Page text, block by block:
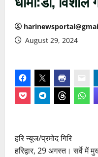
August 29, 2024
हरि न्यूज/प्रमोद गिरि
हरिद्वार, 29 अगस्त। सर्वे में